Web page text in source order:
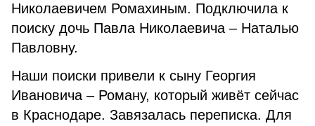
Николаевичем Ромахиным. Подключила к
поиску дочь Павла Николаевича – Наталью
Павловну.
Наши поиски привели к сыну Георгия
Ивановича – Роману, который живёт сейчас
в Краснодаре. Завязалась переписка. Для